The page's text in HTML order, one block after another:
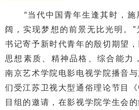
“当代中国青年生逢其时，
阔，实现梦想的前景无比光明。
书记寄予新时代青年的殷切期望
思想素质、精神品格、综合能力
南京艺术学院电影电视学院播音
们受江苏卫视大型通俗理论节目
目组的邀请，在影视学院学生会